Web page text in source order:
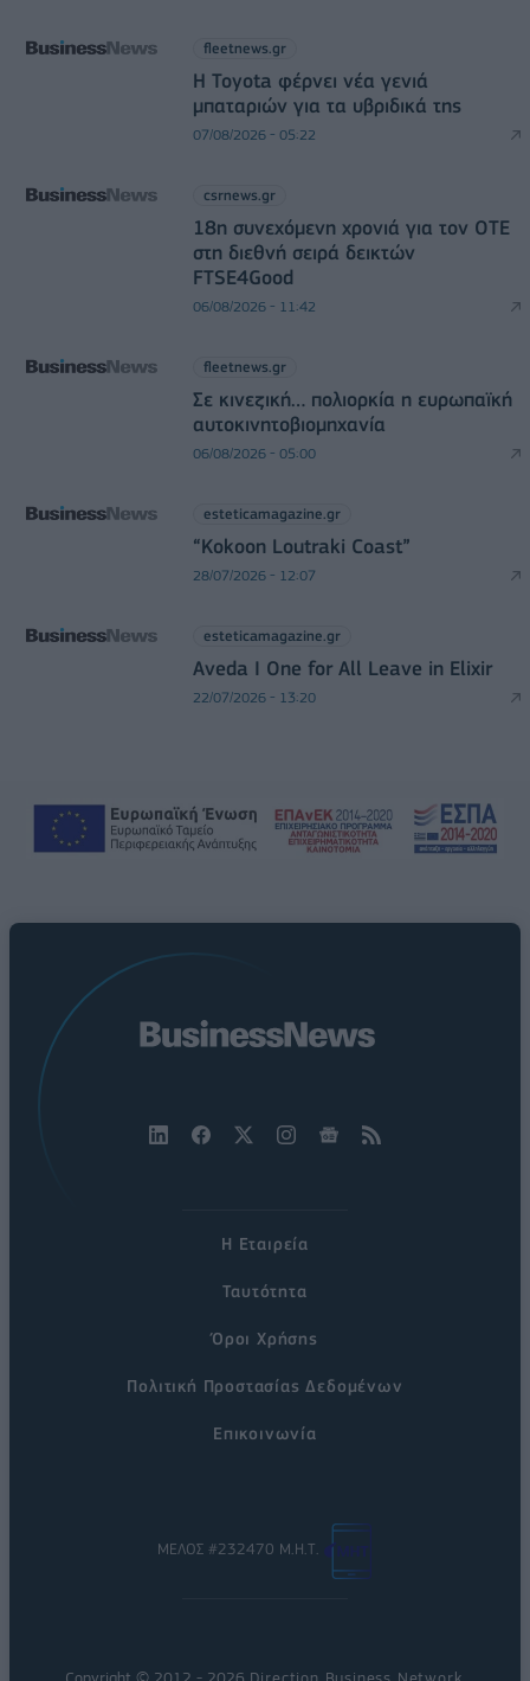
fleetnews.gr
Η Toyota φέρνει νέα γενιά
μπαταριών για τα υβριδικά της
07/08/2026 - 05:22
csrnews.gr
18η συνεχόμενη χρονιά για τον ΟΤΕ
στη διεθνή σειρά δεικτών
FTSE4Good
06/08/2026 - 11:42
fleetnews.gr
Σε κινεζική… πολιορκία η ευρωπαϊκή
αυτοκινητοβιομηχανία
06/08/2026 - 05:00
esteticamagazine.gr
“Kokoon Loutraki Coast”
28/07/2026 - 12:07
esteticamagazine.gr
Aveda I One for All Leave in Elixir
22/07/2026 - 13:20
Η Εταιρεία
Ταυτότητα
Όροι Χρήσης
Πολιτική Προστασίας Δεδομένων
Επικοινωνία
ΜΕΛΟΣ #232470 Μ.Η.Τ.
Copyright © 2012 - 2026 Direction Business Network